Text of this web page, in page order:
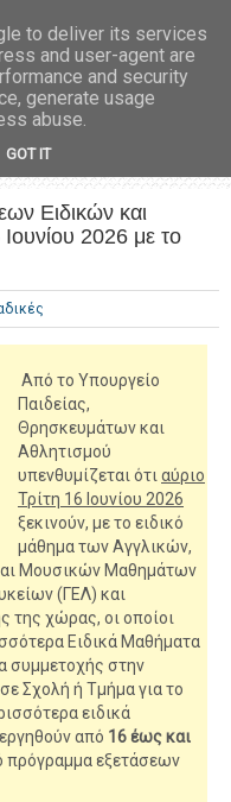
Ειδικών και
2026 με το
Από το Υπουργείο
Παιδείας,
Θρησκευμάτων και
Αθλητισμού
υπενθυμίζεται ότι αύριο
Τρίτη 16 Ιουνίου 2026
ξεκινούν, με το ειδικό
μάθημα των Αγγλικών,
Μουσικών Μαθημάτων
(ΓΕΛ) και
της χώρας, οι οποίοι
Ειδικά Μαθήματα
συμμετοχής στην
Σχολή ή Τμήμα για το
ειδικά
από 16 έως και
πρόγραμμα εξετάσεων
to deliver its services
and user-agent are
and security
generate usage
abuse.
GOT IT